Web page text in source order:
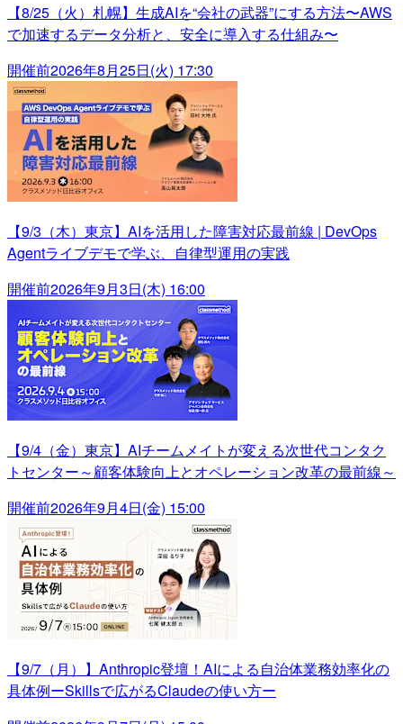
【8/25（火）札幌】生成AIを“会社の武器”にする方法〜AWS
で加速するデータ分析と、安全に導入する仕組み〜
開催前2026年8月25日(火) 17:30
【9/3（木）東京】AIを活用した障害対応最前線 | DevOps
Agentライブデモで学ぶ、自律型運用の実践
開催前2026年9月3日(木) 16:00
【9/4（金）東京】AIチームメイトが変える次世代コンタク
トセンター～顧客体験向上とオペレーション改革の最前線～
開催前2026年9月4日(金) 15:00
【9/7（月）】Anthropic登壇！AIによる自治体業務効率化の
具体例ーSkillsで広がるClaudeの使い方ー